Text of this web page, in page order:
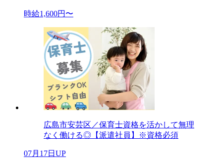
時給1,600円〜
広島市安芸区／保育士資格を活かして無理
なく働ける◎【派遣社員】※資格必須
07月17日UP